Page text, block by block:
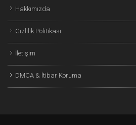
Hakkımızda
Gizlilik Politikası
İletişim
DMCA & İtibar Koruma